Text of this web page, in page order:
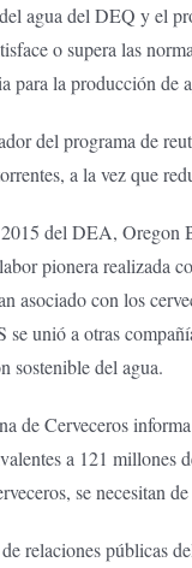
agua del DEQ y el
o supera las
la producción de
del programa de
a la vez que
del DEA, Oregon
pionera realizada
asociado con los
unió a otras
sostenible del agua.
de Cerveceros
a 121 millones
se necesitan
relaciones públicas